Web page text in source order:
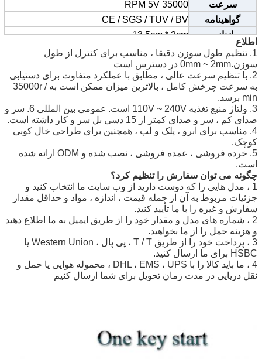
سرعت
35000 RPM 5V
گواهینامه
CE / SGS / TUV / BV
اندازه
13.5cm * 2cm
MOQ
20 قلم
مشخصات سوزن0.35-0.4 میلی متر
اندازه سوزن
1R 3R 5R 7R 5F 7F
طریقه استفاده
اطلاع
1. تنظیم طول سوزن دقیقا ، مناسب برای کنترل از طول
سوزن.0mm ~ 2mm در دسترس است
2. با تنظیم سرعت عالی ، مطابق با عملکرد متفاوت برای دستیابی
به سرعت چرخش کامل ، بالاترین میزان ممکن است به 35000r /
min برسد.
3. ولتاژ منبع تغذیه 110V ~ 240V است.
عمومی بین المللی 6. سر و
صدای کم ، سر و صدای کمتر از 15 دسی بل سر و کار داشته است.
4. مناسب برای ابرو ، پلک و لب ، همچنین برای طراحی خال کوبی
کوچک.
5. خرده فروشی ، عمده فروشی ، نصب شده و ODM ارائه شده
است.
چگونه می توان سفارش را تنظیم کرد؟
1 ، مدل هایی را که دوست دارید از وب سایت ما انتخاب کنید و
جزئیات مربوط به آن از جمله قیمت ، اندازه ، مواد و حداقل مقدار
سفارش و غیره را با ما تأیید کنید.
2 ، شماره های مدل و مقدار خود را از طریق ایمیل به ما اطلاع دهید
و هزینه حمل را از ما بخواهید.
3 ، پرداخت خود را از طریق T / T ، پی پال ، Western Union یا
HSBC برای ما ارسال کنید.
4 ، ما باید کالا را با DHL ، EMS ، UPS ، محموله هوایی یا حمل و
نقل دریایی در مدت زمان تحویل برای شما ارسال کنیم